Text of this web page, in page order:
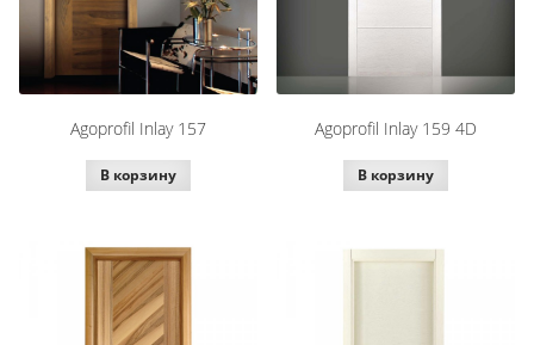
Agoprofil Inlay 157
В корзину
Agoprofil Inlay 159 4D
В корзину